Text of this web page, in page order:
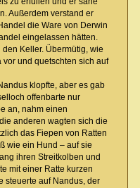
Außerdem verstand er
die Ware von Derwin
eingelassen hätten.
Keller. Übermütig, wie
und quetschten sich auf
klopfte, aber es gab
offenbarte nur
an, nahm einen
anderen wagten sich die
das Fiepen von Ratten
wie ein Hund – auf sie
ihren Streitkolben und
mit einer Ratte kurzen
steuerte auf Nandus, der